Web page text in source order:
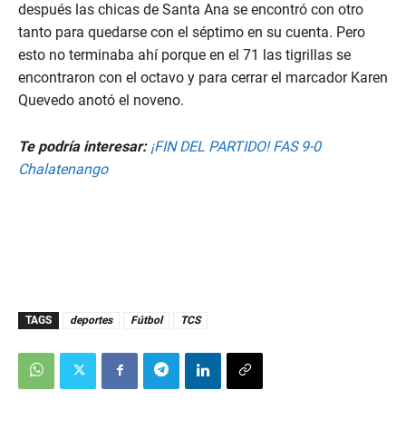
después las chicas de Santa Ana se encontró con otro
tanto para quedarse con el séptimo en su cuenta. Pero
esto no terminaba ahí porque en el 71 las tigrillas se
encontraron con el octavo y para cerrar el marcador Karen
Quevedo anotó el noveno.
Te podría interesar: ¡FIN DEL PARTIDO! FAS 9-0
Chalatenango
TAGS deportes Fútbol TCS